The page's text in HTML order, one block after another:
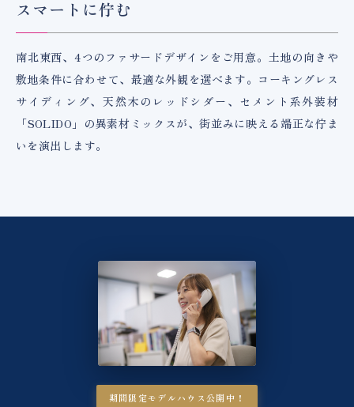
スマートに佇む
南北東西、4つのファサードデザインをご用意。土地の向きや
敷地条件に合わせて、最適な外観を選べます。コーキングレス
サイディング、天然木のレッドシダー、セメント系外装材
「SOLIDO」の異素材ミックスが、街並みに映える端正な佇ま
いを演出します。
期間限定モデルハウス公開中！